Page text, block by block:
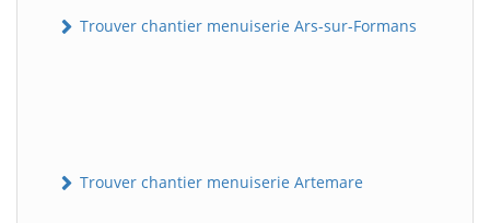
Trouver chantier menuiserie Ars-sur-Formans
Trouver chantier menuiserie Artemare